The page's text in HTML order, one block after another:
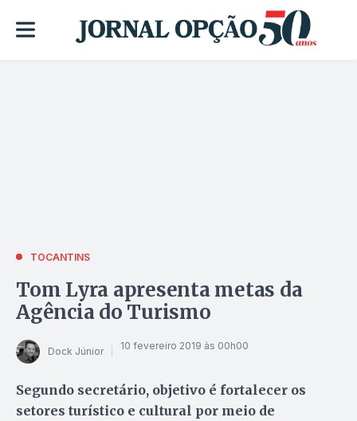
TOCANTINS
Tom Lyra apresenta metas da
Agência do Turismo
Dock Júnior 10 fevereiro 2019 às 00h00
Segundo secretário, objetivo é fortalecer os
setores turístico e cultural por meio de